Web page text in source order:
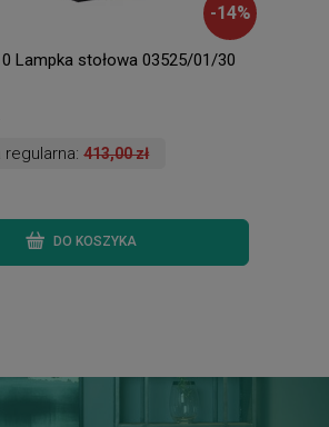
-14%
Lampka stołowa 03525/01/30
regularna:413,00 zł
DO KOSZYKA